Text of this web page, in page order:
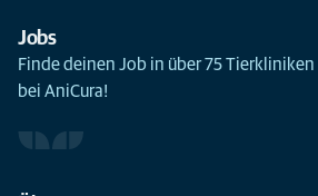
Jobs
Finde deinen Job in über 75
bei AniCura!